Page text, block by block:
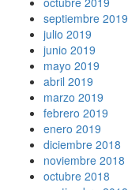
septiembre 2019
julio 2019
junio 2019
mayo 2019
abril 2019
marzo 2019
febrero 2019
enero 2019
diciembre 2018
noviembre 2018
octubre 2018